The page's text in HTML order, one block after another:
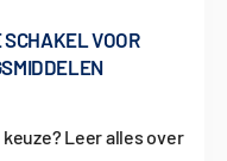
VOOR
Leer alles over